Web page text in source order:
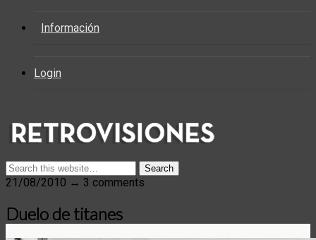
Información
Login
21/08/2010 ↔ 3 comments
Duelo de titanes